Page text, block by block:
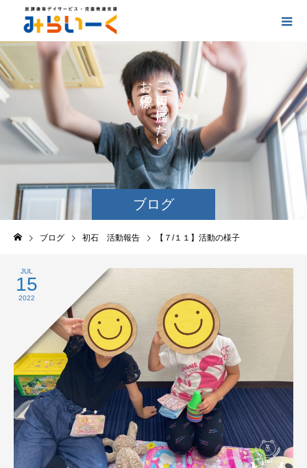
ブログ
ご
に
け
た
い
お
の
の
ブログ 初石 活動報告 【７/１１】活動の様子
JUL
15
2022